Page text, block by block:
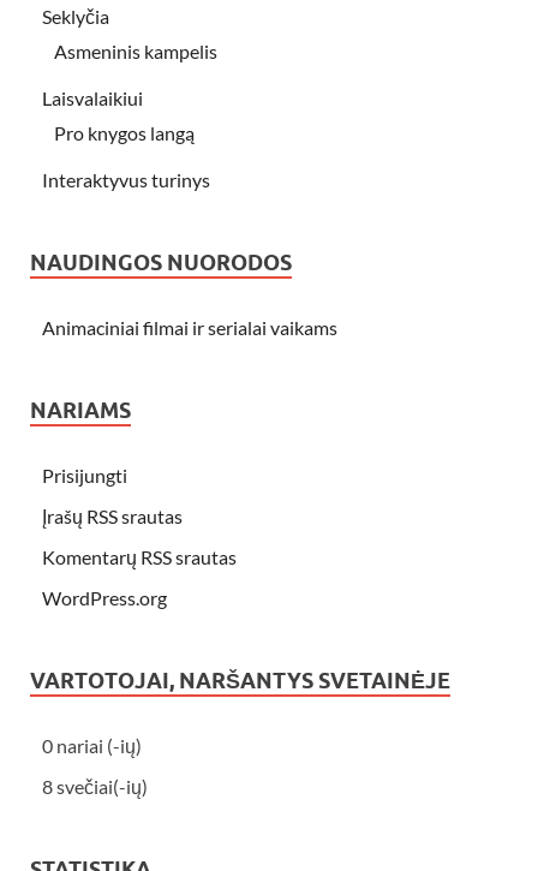
Seklyčia
Asmeninis kampelis
Laisvalaikiui
Pro knygos langą
Interaktyvus turinys
NAUDINGOS NUORODOS
Animaciniai filmai ir serialai vaikams
NARIAMS
Prisijungti
Įrašų RSS srautas
Komentarų RSS srautas
WordPress.org
VARTOTOJAI, NARŠANTYS SVETAINĖJE
0 nariai (-ių)
8 svečiai(-ių)